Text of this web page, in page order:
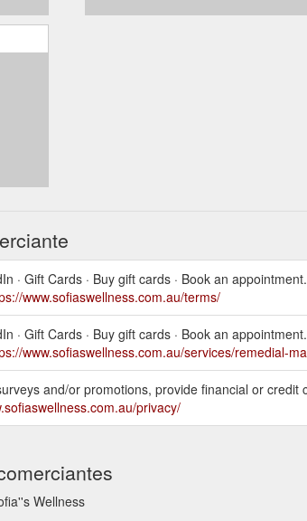
· Gift Cards · Buy gift cards · Book an
www.sofiaswellness.com.au/terms/
· Gift Cards · Buy gift cards · Book an
www.sofiaswellness.com.au/services/remedial-
and/or promotions, provide financial or
privacy/
Wellness